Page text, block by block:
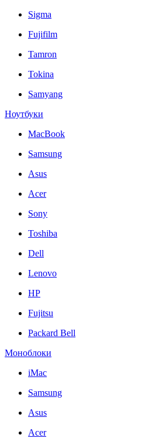
Sigma
Fujifilm
Tamron
Tokina
Samyang
Ноутбуки
MacBook
Samsung
Asus
Acer
Sony
Toshiba
Dell
Lenovo
HP
Fujitsu
Packard Bell
Моноблоки
iMac
Samsung
Asus
Acer